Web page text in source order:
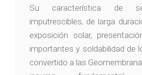
Su característica de
imputrescibles, de larga
exposición solar,
importantes y soldabilidad de
convertido a las